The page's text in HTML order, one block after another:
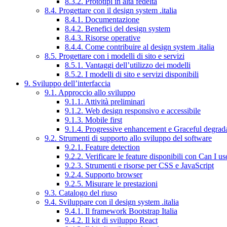
8.4. Progettare con il design system .italia
8.4.1. Documentazione
8.4.2. Benefici del design system
8.4.3. Risorse operative
8.4.4. Come contribuire al design system .italia
8.5. Progettare con i modelli di sito e servizi
8.5.1. Vantaggi dell’utilizzo dei modelli
8.5.2. I modelli di sito e servizi disponibili
9. Sviluppo dell’interfaccia
9.1. Approccio allo sviluppo
9.1.1. Attività preliminari
9.1.2. Web design responsivo e accessibile
9.1.3. Mobile first
9.1.4. Progressive enhancement e Graceful
9.2. Strumenti di supporto allo sviluppo del software
9.2.1. Feature detection
9.2.2. Verificare le feature disponibili con Can I
9.2.3. Strumenti e risorse per CSS e JavaScript
9.2.4. Supporto browser
9.2.5. Misurare le prestazioni
9.3. Catalogo del riuso
9.4. Sviluppare con il design system .italia
9.4.1. Il framework Bootstrap Italia
9.4.2. Il kit di sviluppo React